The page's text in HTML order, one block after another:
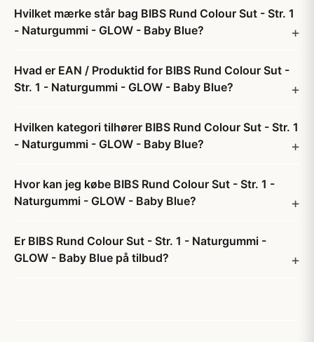
Hvilket mærke står bag BIBS Rund Colour Sut - Str. 1
- Naturgummi - GLOW - Baby Blue?
Hvad er EAN / Produktid for BIBS Rund Colour Sut -
Str. 1 - Naturgummi - GLOW - Baby Blue?
Hvilken kategori tilhører BIBS Rund Colour Sut - Str. 1
- Naturgummi - GLOW - Baby Blue?
Hvor kan jeg købe BIBS Rund Colour Sut - Str. 1 -
Naturgummi - GLOW - Baby Blue?
Er BIBS Rund Colour Sut - Str. 1 - Naturgummi -
GLOW - Baby Blue på tilbud?